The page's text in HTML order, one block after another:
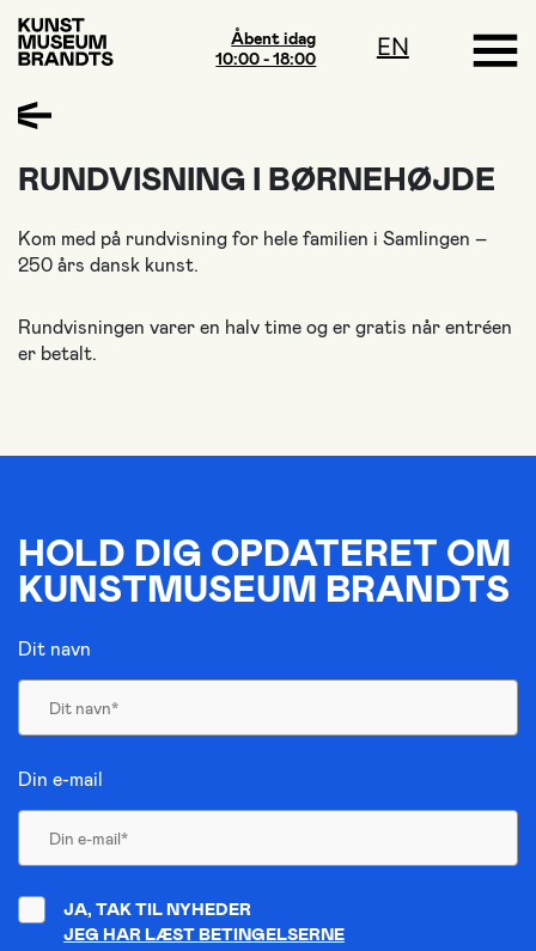
Åbent idag
10:00 - 18:00
EN
RUNDVISNING I BØRNEHØJDE
Kom med på rundvisning for hele familien i Samlingen –
250 års dansk kunst.
Rundvisningen varer en halv time og er gratis når entréen
er betalt.
HOLD DIG OPDATERET OM
KUNSTMUSEUM BRANDTS
Dit navn
Din e-mail
JA, TAK TIL NYHEDER
JEG HAR LÆST BETINGELSERNE